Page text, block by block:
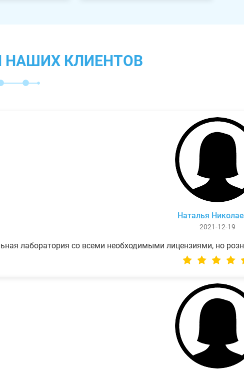
КЛИЕНТОВ
Наталья
2021-12-19
лаборатория со всеми необходимыми лицензиями, но